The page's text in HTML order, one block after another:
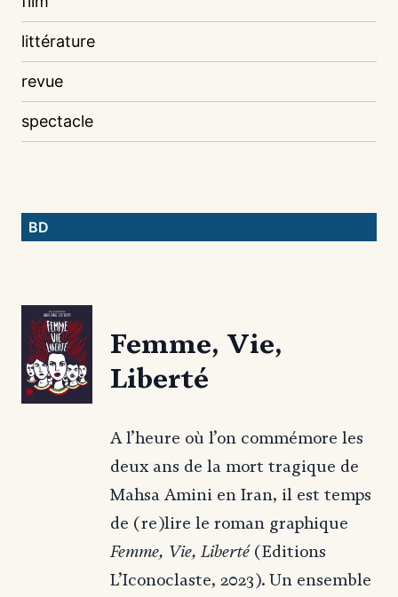
littérature
revue
spectacle
BD
Femme, Vie,
Liberté
A l’heure où l’on commémore les
deux ans de la mort tragique de
Mahsa Amini en Iran, il est temps
de (re)lire le roman graphique
Femme, Vie, Liberté(Editions
L’Iconoclaste, 2023). Un ensemble